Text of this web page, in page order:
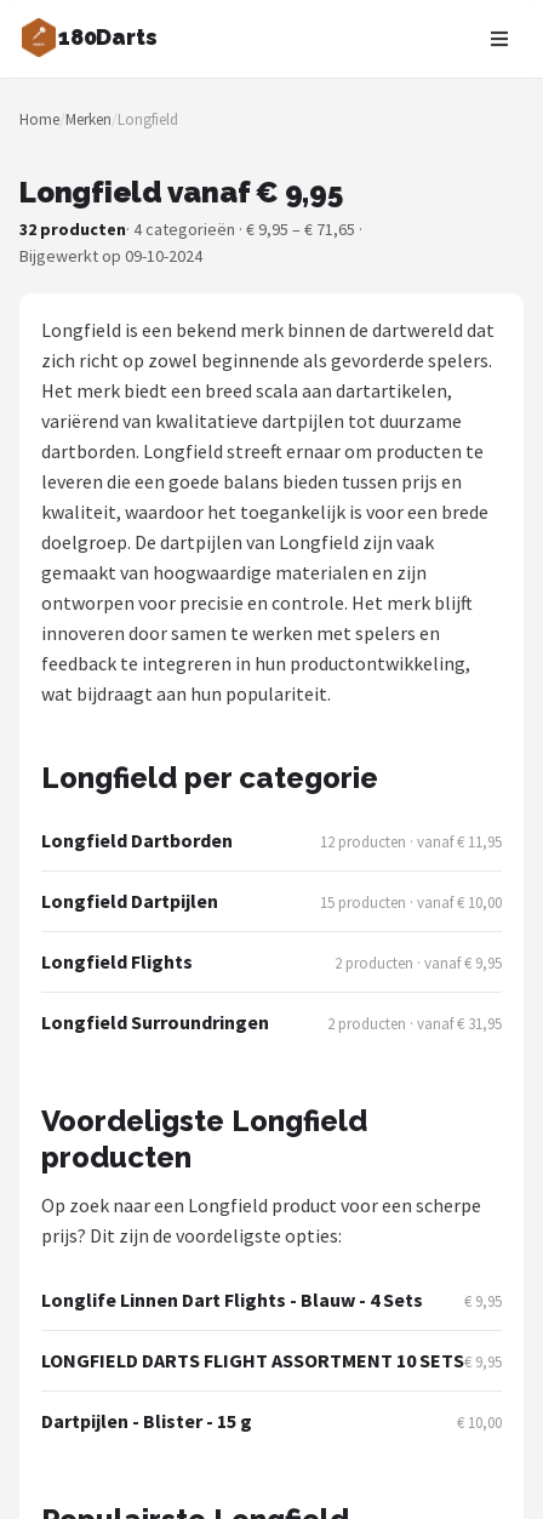
180Darts
Zoeken
NAVIGATIE
Merken
Dartspelers
Toernooien
Spelregels
Uitgooilijst
Dartshop
POPULAIRE MERKEN
Target
Bull's
Dart
ABC Darts
Mission
Harrows
Unicorn
Red Dragon
Home/Merken/Longfield
Longfield vanaf € 9,95
32 producten· 4 categorieën · € 9,95 – € 71,65 ·
Bijgewerkt op 09-10-2024
Longfield is een bekend merk binnen de dartwereld dat
zich richt op zowel beginnende als gevorderde spelers.
Het merk biedt een breed scala aan dartartikelen,
variërend van kwalitatieve dartpijlen tot duurzame
dartborden. Longfield streeft ernaar om producten te
leveren die een goede balans bieden tussen prijs en
kwaliteit, waardoor het toegankelijk is voor een brede
doelgroep. De dartpijlen van Longfield zijn vaak
gemaakt van hoogwaardige materialen en zijn
ontworpen voor precisie en controle. Het merk blijft
innoveren door samen te werken met spelers en
feedback te integreren in hun productontwikkeling,
wat bijdraagt aan hun populariteit.
Longfield per categorie
Longfield Dartborden 12 producten · vanaf € 11,95
Longfield Dartpijlen 15 producten · vanaf € 10,00
Longfield Flights 2 producten · vanaf € 9,95
Longfield Surroundringen 2 producten · vanaf € 31,95
Voordeligste Longfield
producten
Op zoek naar een Longfield product voor een scherpe
prijs? Dit zijn de voordeligste opties:
Longlife Linnen Dart Flights - Blauw - 4 Sets € 9,95
LONGFIELD DARTS FLIGHT ASSORTMENT 10 SETS€ 9,95
Dartpijlen - Blister - 15 g € 10,00